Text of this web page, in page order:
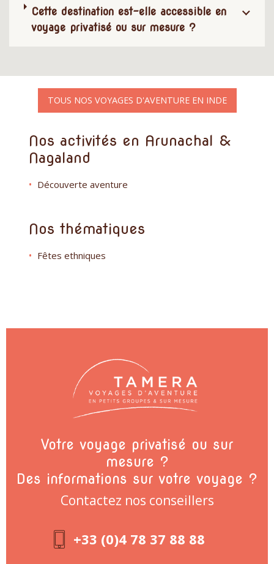
Cette destination est-elle accessible en
voyage privatisé ou sur mesure ?
TOUS NOS VOYAGES D'AVENTURE EN INDE
Nos activités en Arunachal &
Nagaland
Découverte aventure
Nos thématiques
Fêtes ethniques
Votre voyage privatisé ou sur
mesure ?
Des informations sur votre voyage ?
Contactez nos conseillers
+33 (0)4 78 37 88 88